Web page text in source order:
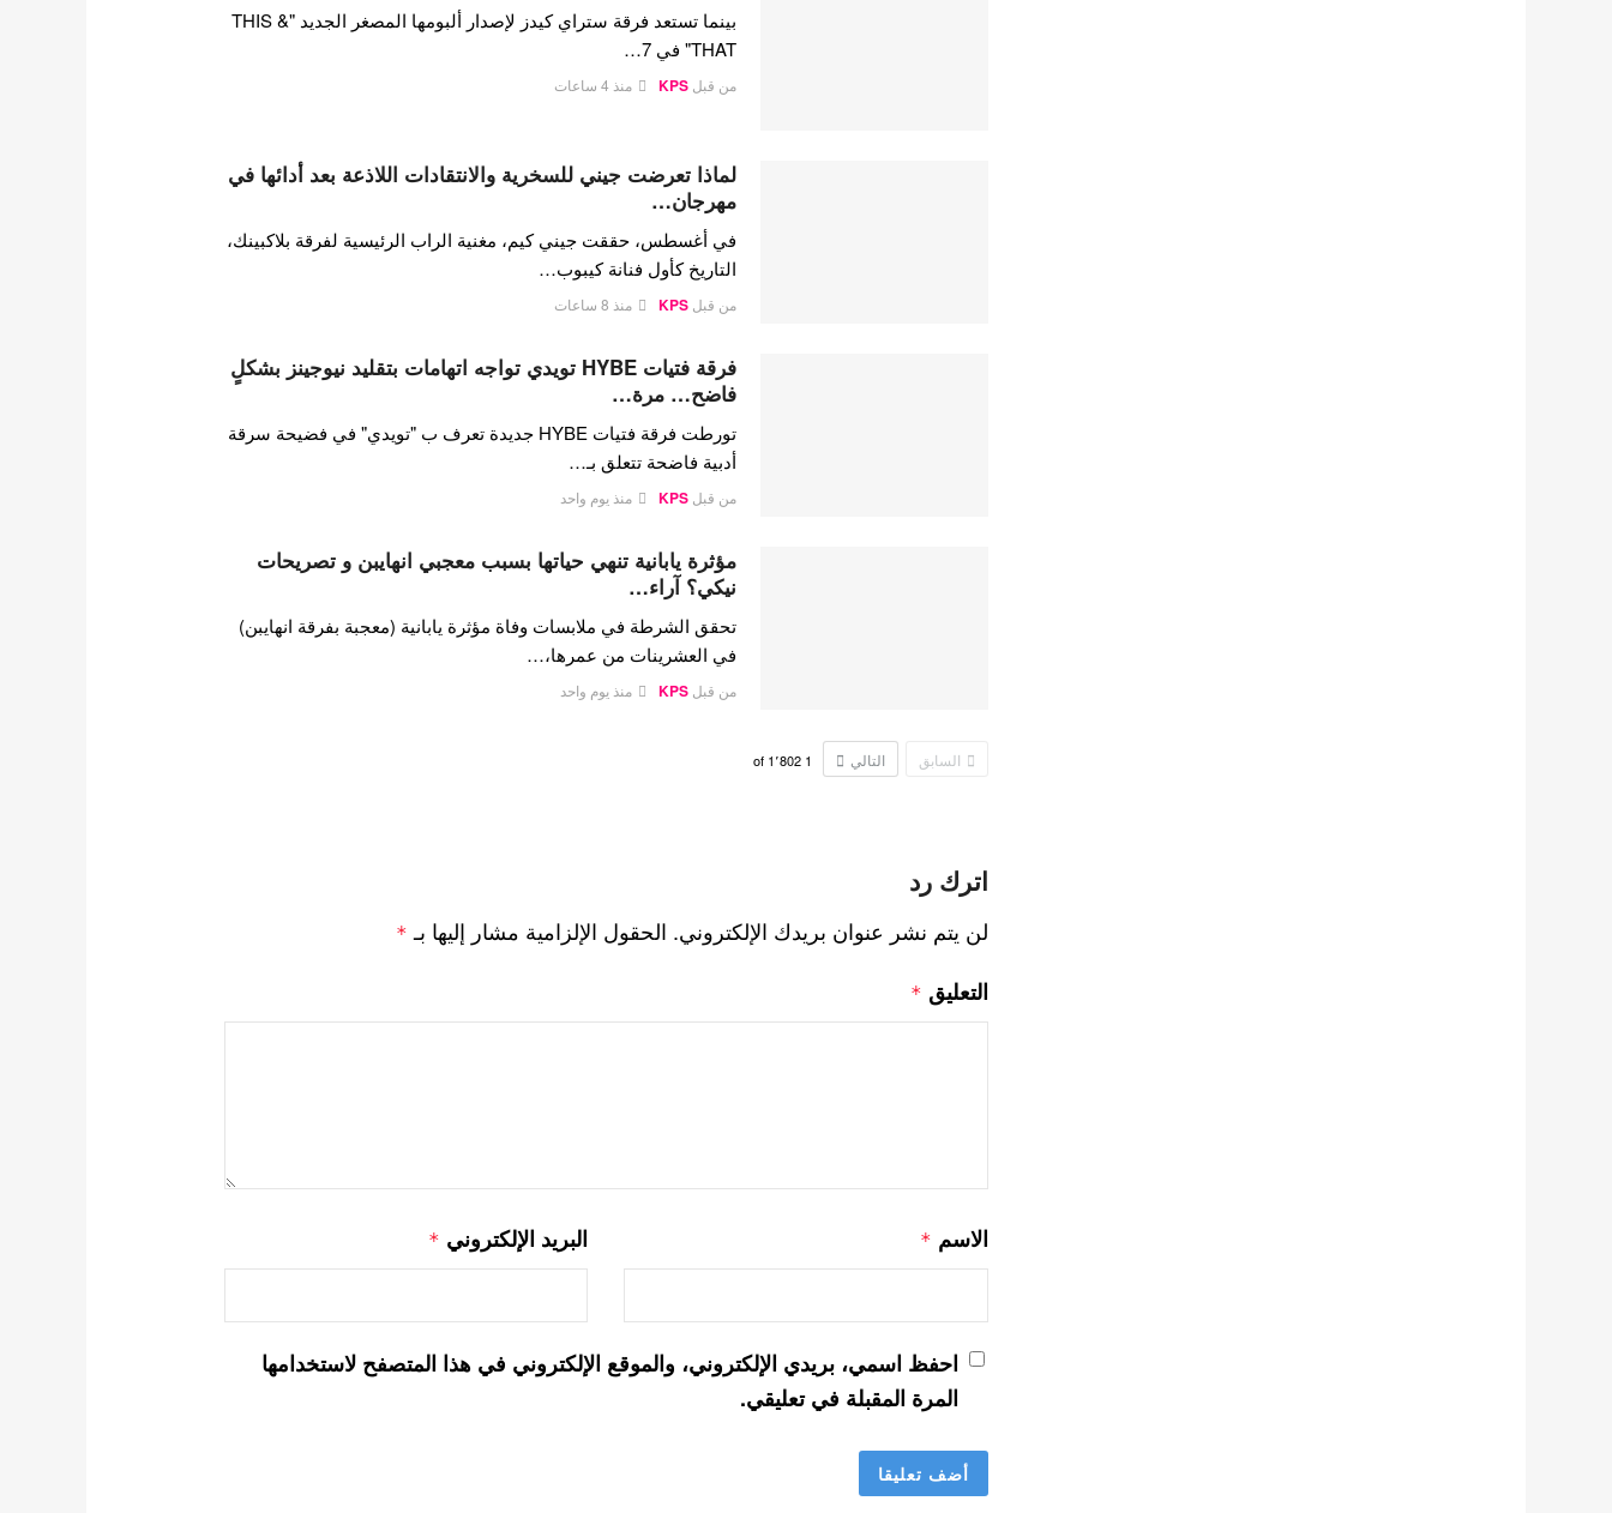
بينما تستعد فرقة ستراي كيدز لإصدار ألبومها المصغر الجديد "THIS &
THAT" في 7…
من قبلKPS منذ 4 ساعات
لماذا تعرضت جيني للسخرية والانتقادات اللاذعة بعد أدائها في
مهرجان…
في أغسطس، حققت جيني كيم، مغنية الراب الرئيسية لفرقة بلاكبينك،
التاريخ كأول فنانة كيبوب…
من قبلKPS منذ 8 ساعات
فرقة فتيات HYBE تويدي تواجه اتهامات بتقليد نيوجينز بشكلٍ
فاضح… مرة…
تورطت فرقة فتيات HYBE جديدة تعرف ب "تويدي" في فضيحة سرقة
أدبية فاضحة تتعلق بـ…
من قبلKPS منذ يوم واحد
مؤثرة يابانية تنهي حياتها بسبب معجبي انهايبن و تصريحات
نيكي؟ آراء…
تحقق الشرطة في ملابسات وفاة مؤثرة يابانية (معجبة بفرقة انهايبن)
في العشرينات من عمرها،…
من قبلKPS منذ يوم واحد
السابق التالي 1
of1٬802
اترك رد
لن يتم نشر عنوان بريدك الإلكتروني. الحقول الإلزامية مشار إليها بـ *
التعليق *
الاسم * البريد الإلكتروني *
احفظ اسمي، بريدي الإلكتروني، والموقع الإلكتروني في هذا المتصفح لاستخدامها
المرة المقبلة في تعليقي.